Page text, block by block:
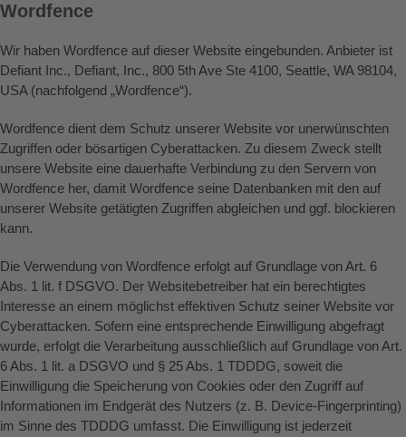
Wordfence
Wir haben Wordfence auf dieser Website eingebunden. Anbieter ist
Defiant Inc., Defiant, Inc., 800 5th Ave Ste 4100, Seattle, WA 98104,
USA (nachfolgend „Wordfence“).
Wordfence dient dem Schutz unserer Website vor unerwünschten
Zugriffen oder bösartigen Cyberattacken. Zu diesem Zweck stellt
unsere Website eine dauerhafte Verbindung zu den Servern von
Wordfence her, damit Wordfence seine Datenbanken mit den auf
unserer Website getätigten Zugriffen abgleichen und ggf. blockieren
kann.
Die Verwendung von Wordfence erfolgt auf Grundlage von Art. 6
Abs. 1 lit. f DSGVO. Der Websitebetreiber hat ein berechtigtes
Interesse an einem möglichst effektiven Schutz seiner Website vor
Cyberattacken. Sofern eine entsprechende Einwilligung abgefragt
wurde, erfolgt die Verarbeitung ausschließlich auf Grundlage von Art.
6 Abs. 1 lit. a DSGVO und § 25 Abs. 1 TDDDG, soweit die
Einwilligung die Speicherung von Cookies oder den Zugriff auf
Informationen im Endgerät des Nutzers (z. B. Device-Fingerprinting)
im Sinne des TDDDG umfasst. Die Einwilligung ist jederzeit